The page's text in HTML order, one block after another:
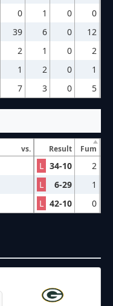
0 1 0 0
39 6 0 12
2 1 0 2
1 2 0 1
7 3 0 5
vs. Result
Fum
L 34-10 2
L 6-29 1
L 42-10 0